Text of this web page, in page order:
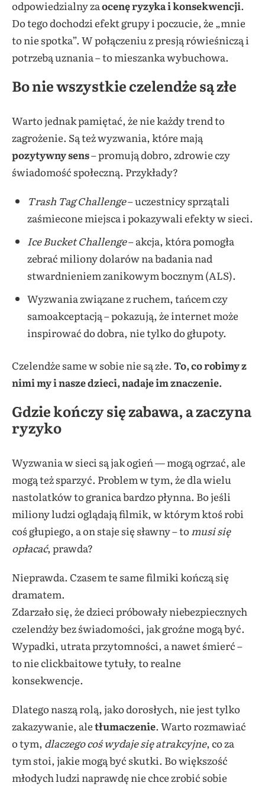
odpowiedzialny zaocenę ryzyka i konsekwencji.
Do tego dochodzi efekt grupy i poczucie, że „mnie
to nie spotka”. W połączeniu z presją rówieśniczą i
potrzebą uznania – to mieszanka wybuchowa.
Bo nie wszystkie czelendże są złe
Warto jednak pamiętać, że nie każdy trend to
zagrożenie. Są też wyzwania, które mają
pozytywny sens– promują dobro, zdrowie czy
świadomość społeczną. Przykłady?
Trash Tag Challenge– uczestnicy sprzątali
zaśmiecone miejsca i pokazywali efekty w sieci.
Ice Bucket Challenge– akcja, która pomogła
zebrać miliony dolarów na badania nad
stwardnieniem zanikowym bocznym (ALS).
Wyzwania związane z ruchem, tańcem czy
samoakceptacją – pokazują, że internet może
inspirować do dobra, nie tylko do głupoty.
Czelendże same w sobie nie są złe. To, co robimy z
nimi my i nasze dzieci, nadaje im znaczenie.
Gdzie kończy się zabawa, a zaczyna
ryzyko
Wyzwania w sieci są jak ogień — mogą ogrzać, ale
mogą też sparzyć. Problem w tym, że dla wielu
nastolatków to granica bardzo płynna. Bo jeśli
miliony ludzi oglądają filmik, w którym ktoś robi
coś głupiego, a on staje się sławny – to musi się
opłacać, prawda?
Nieprawda. Czasem te same filmiki kończą się
dramatem.
Zdarzało się, że dzieci próbowały niebezpiecznych
czelendży bez świadomości, jak groźne mogą być.
Wypadki, utrata przytomności, a nawet śmierć –
to nie clickbaitowe tytuły, to realne
konsekwencje.
Dlatego naszą rolą, jako dorosłych, nie jest tylko
zakazywanie, aletłumaczenie. Warto rozmawiać
o tym, dlaczego coś wydaje się atrakcyjne, co za
tym stoi, jakie mogą być skutki. Bo większość
młodych ludzi naprawdę nie chce zrobić sobie